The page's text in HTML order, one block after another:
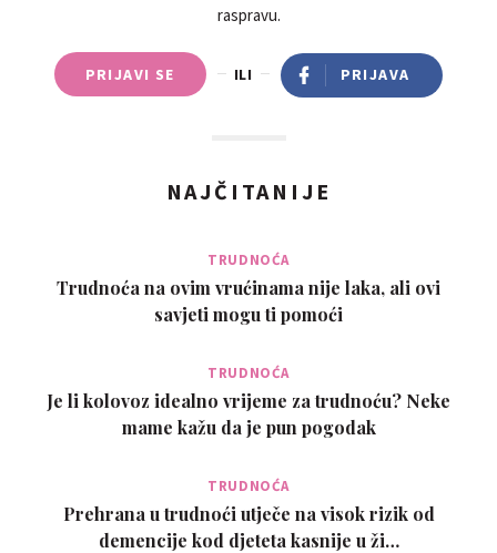
raspravu.
PRIJAVI SE ILI PRIJAVA
NAJČITANIJE
TRUDNOĆA
Trudnoća na ovim vrućinama nije laka, ali ovi
savjeti mogu ti pomoći
TRUDNOĆA
Je li kolovoz idealno vrijeme za trudnoću? Neke
mame kažu da je pun pogodak
TRUDNOĆA
Prehrana u trudnoći utječe na visok rizik od
demencije kod djeteta kasnije u ži…